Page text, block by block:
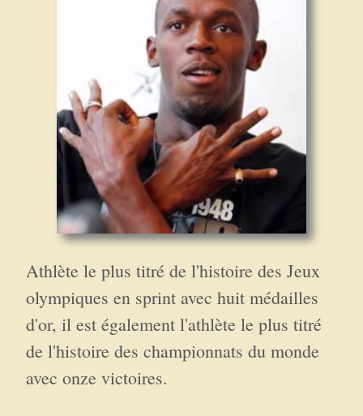
Athlète le plus titré de l'histoire des Jeux
olympiques en sprint avec huit médailles
d'or, il est également l'athlète le plus titré
de l'histoire des championnats du monde
avec onze victoires.